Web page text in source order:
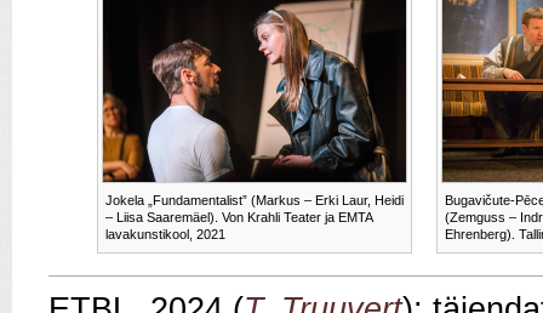
Jokela „Fundamentalist” (Markus – Erki Laur, Heidi
– Liisa Saaremäel). Von Krahli Teater ja EMTA
lavakunstikool, 2021
Bugavičute-
(Zemguss –
Ehrenberg).